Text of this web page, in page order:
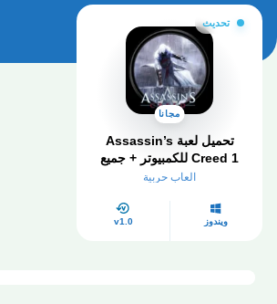
تحديث
مجانا
تحميل لعبة Assassin’s
Creed 1 للكمبيوتر​ + جميع
الاصدارات
العاب حربية
ويندوز v1.0